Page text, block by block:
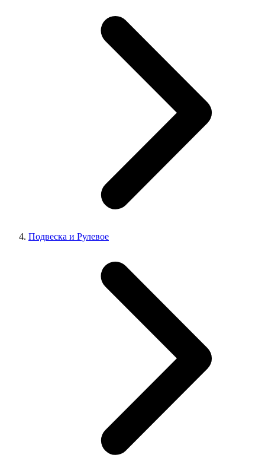
Подвеска и Рулевое